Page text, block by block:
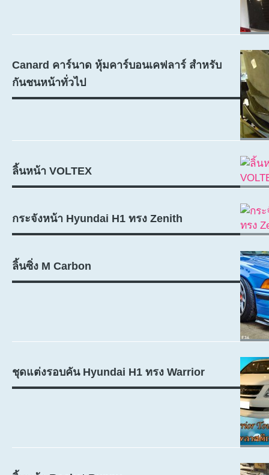
Canard คาร์นาด หุ้มคาร์บอนเคฟลาร์ สำหรับ
กันชนหน้าทั่วไป
ลิ้นหน้า VOLTEX
กระจังหน้า Hyundai H1 ทรง Zenith
ลิ้นซิ่ง M Carbon
ชุดแต่งรอบคัน Hyundai H1 ทรง Warrior